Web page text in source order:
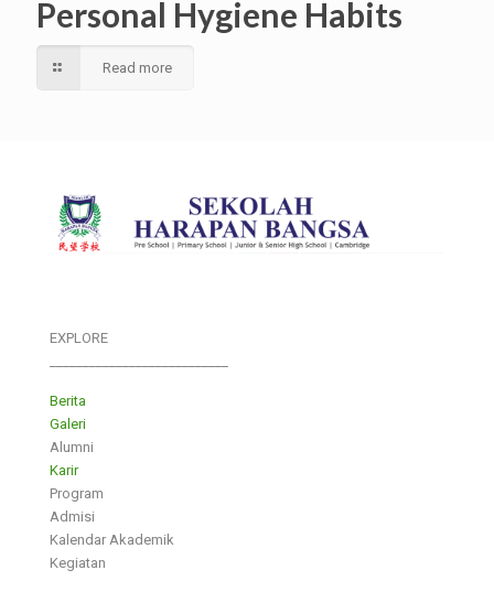
Personal Hygiene Habits
Read more
EXPLORE
Berita
Galeri
Alumni
Karir
Program
Admisi
Kalendar Akademik
Kegiatan